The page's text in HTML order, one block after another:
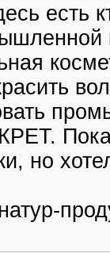
есть
но